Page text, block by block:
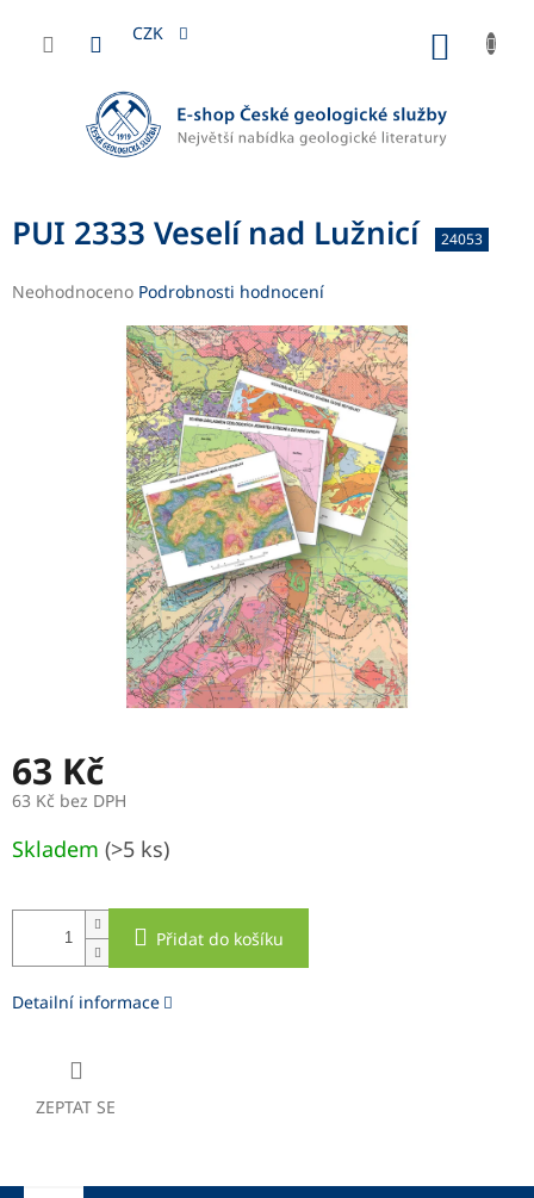
obsah
CZK
PUI 2333 Veselí nad Lužnicí 24053
Průměrné
Neohodnoceno Podrobnosti hodnocení
63 Kč
63 Kč bez DPH
cena:
Skladem (>5 ks)
Přidat do košíku
Detailní informace
ZEPTAT SE